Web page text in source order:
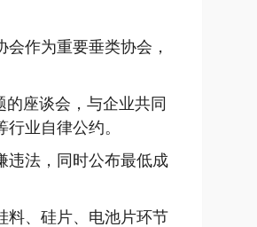
作为重要垂类协会，
座谈会，与企业共同
业自律公约。
法，同时公布最低成
、硅片、电池片环节